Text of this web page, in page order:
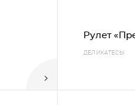
Рулет
ДЕЛИКАТЕСЫ